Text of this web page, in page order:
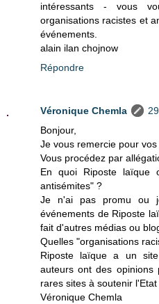
intéressants - vous
organisations racistes et
événements.
alain ilan chojnow
Répondre
Véronique Chemla
Bonjour,
Je vous remercie pour vos
Vous procédez par
En quoi Riposte laïque
antisémites" ?
Je n'ai pas promu ou
événements de Riposte
fait d'autres médias ou
Quelles "organisations
Riposte laïque a un
auteurs ont des opinions
rares sites à soutenir l'Etat
Véronique Chemla